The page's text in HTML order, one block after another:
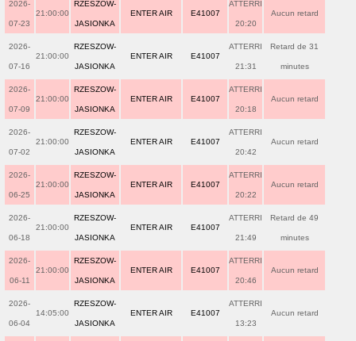
2026-
07-23
21:00:00
RZESZOW-
JASIONKA
ENTER AIR E41007
ATTERRI
20:20
Aucun retard
2026-
07-16
21:00:00
RZESZOW-
JASIONKA
ENTER AIR E41007
ATTERRI
21:31
Retard de 31
minutes
2026-
07-09
21:00:00
RZESZOW-
JASIONKA
ENTER AIR E41007
ATTERRI
20:18
Aucun retard
2026-
07-02
21:00:00
RZESZOW-
JASIONKA
ENTER AIR E41007
ATTERRI
20:42
Aucun retard
2026-
06-25
21:00:00
RZESZOW-
JASIONKA
ENTER AIR E41007
ATTERRI
20:22
Aucun retard
2026-
06-18
21:00:00
RZESZOW-
JASIONKA
ENTER AIR E41007
ATTERRI
21:49
Retard de 49
minutes
2026-
06-11
21:00:00
RZESZOW-
JASIONKA
ENTER AIR E41007
ATTERRI
20:46
Aucun retard
2026-
06-04
14:05:00
RZESZOW-
JASIONKA
ENTER AIR E41007
ATTERRI
13:23
Aucun retard